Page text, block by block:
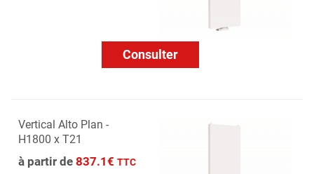
Consulter
Vertical Alto Plan -
H1800 x T21
à partir de 837.1€ TTC